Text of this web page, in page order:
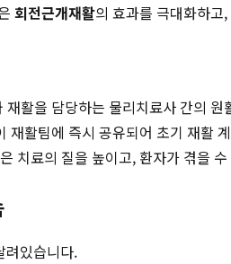
회전근개재활의 효과를 극대화하고
활을 담당하는 물리치료사 간의
활팀에 즉시 공유되어 초기 재활
치료의 질을 높이고, 환자가 겪을
려있습니다.